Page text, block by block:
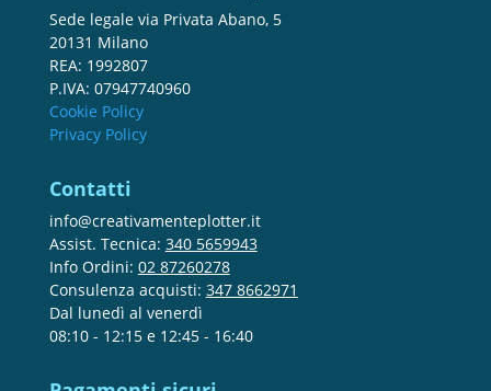
Sede legale via Privata Abano, 5
20131 Milano
REA: 1992807
P.IVA: 07947740960
Cookie Policy
Privacy Policy
Contatti
info@creativamenteplotter.it
Assist. Tecnica: 340 5659943
Info Ordini: 02 87260278
Consulenza acquisti: 347 8662971
Dal lunedì al venerdì
08:10 - 12:15 e 12:45 - 16:40